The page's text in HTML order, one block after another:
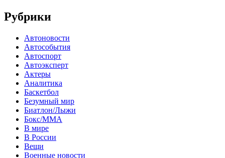
Рубрики
Автоновости
Автособытия
Автоспорт
Автоэксперт
Актеры
Аналитика
Баскетбол
Безумный мир
Биатлон/Лыжи
Бокс/MMA
В мире
В России
Вещи
Военные новости